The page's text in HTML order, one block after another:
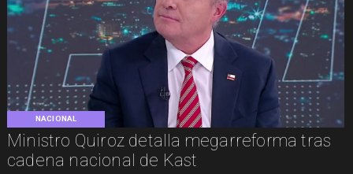
NACIONAL
Ministro Quiroz detalla megarreforma tras
cadena nacional de Kast